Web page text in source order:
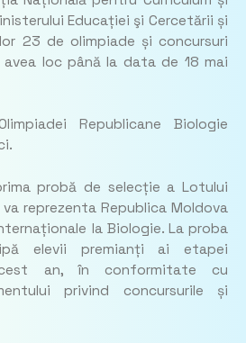
Educației şi Cercetării și
23 de olimpiade și concursuri
loc până la data de 18 mai
Republicane Biologie
probă de selecție a Lotului
reprezenta Republica Moldova
la Biologie. La proba
elevii premianți ai etapei
an, în conformitate cu
privind concursurile și